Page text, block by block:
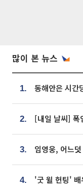
많이 본 뉴스
1.
2.
3.
4.